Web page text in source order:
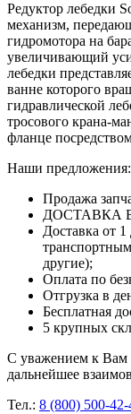
Редуктор лебедки
механизм,
гидромотора на
увеличивающий
лебедки
ванне которого
гидравлической
тросового крана-
фланце
Наши предложения:
Продажа
ДОСТАВКА
Доставка от
другие);
Оплата по
Отгрузка в
Бесплатная
5 крупных
С уважением к Вам
дальнейшее
Тел.: 8 (800) 500-42-